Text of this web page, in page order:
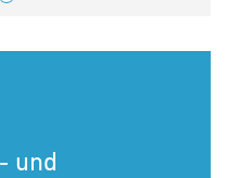
und